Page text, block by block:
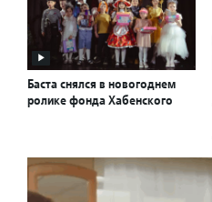
Баста снялся в новогоднем
ролике фонда Хабенского